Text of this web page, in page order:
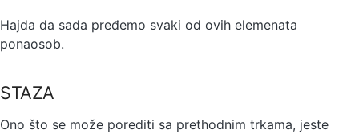
Hajda da sada pređemo svaki od ovih elemenata
ponaosob.
STAZA
Ono što se može porediti sa prethodnim trkama, jeste